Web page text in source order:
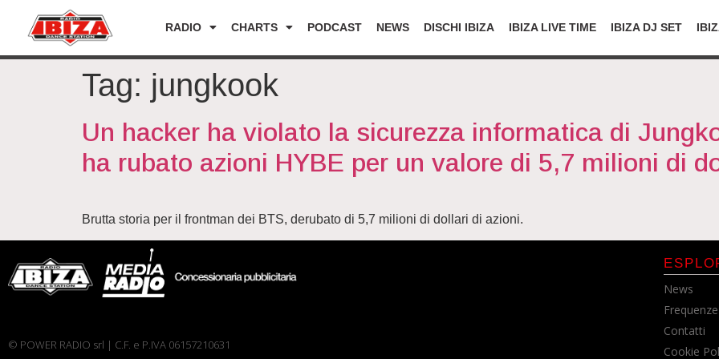
RADIO CHARTS PODCAST NEWS DISCHI IBIZA IBIZA LIVE TIME IBIZA DJ SET
Tag: jungkook
Un hacker ha violato la sicurezza informatica di
ha rubato azioni HYBE per un valore di 5,7 milioni di
Brutta storia per il frontman dei BTS, derubato di 5,7 milioni di dollari di azioni.
© POWER RADIO srl | C.F. e P.IVA 06157210631
News
Frequenze
Contatti
Cookie